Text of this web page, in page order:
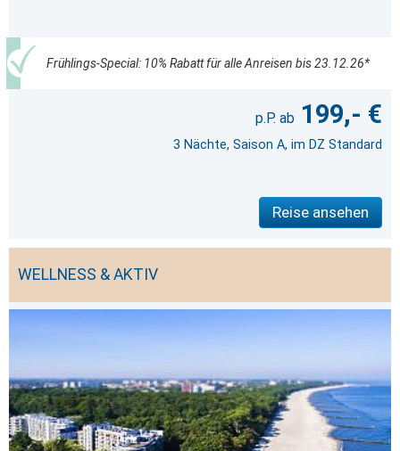
Frühlings-Special: 10% Rabatt für alle Anreisen bis 23.12.26*
199,- €
3 Nächte, Saison A, im DZ Standard
Reise ansehen
WELLNESS & AKTIV